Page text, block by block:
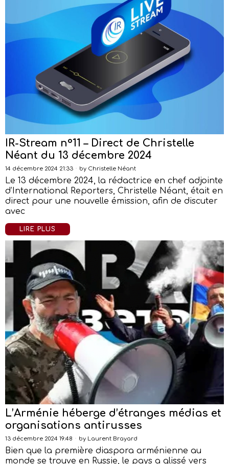
IR-Stream n°11 – Direct de Christelle
Néant du 13 décembre 2024
14 décembre 2024 21:33 by Christelle Néant
Le 13 décembre 2024, la rédactrice en chef adjointe
d’International Reporters, Christelle Néant, était en
direct pour une nouvelle émission, afin de discuter
avec
LIRE PLUS
L’Arménie héberge d’étranges médias et
organisations antirusses
13 décembre 2024 19:48 by Laurent Brayard
Bien que la première diaspora arménienne au
monde se trouve en Russie, le pays a glissé vers